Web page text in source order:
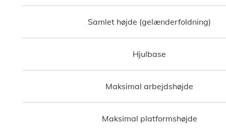
Samlet højde (gelænderfoldning)
Hjulbase
Maksimal arbejdshøjde
Maksimal platformshøjde